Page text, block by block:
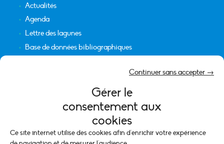
Gérer le
consentement aux
cookies
Ce site internet utilise des cookies afin d'enrichir votre expérience
Continuer sans accepter →
Actualités
Agenda
Lettre des lagunes
Base de données bibliographiques
Mentions légales
Politique de cookies (UE)